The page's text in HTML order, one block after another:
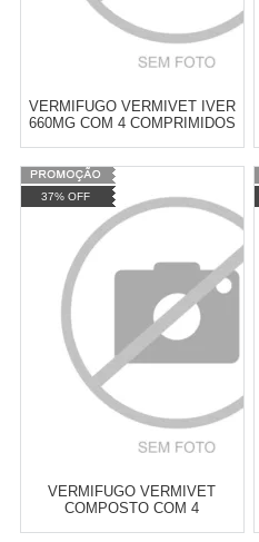
VERMIFUGO VERMIVET IVER
660MG COM 4 COMPRIMIDOS
Varejo:
Atacado: R$ 2.550,90 (Apenas
Revendedor)
10 x
Cat:VERMÍFUGOS
COMPRAR
37% OFF
VERMIFUGO VERMIVET
COMPOSTO COM 4